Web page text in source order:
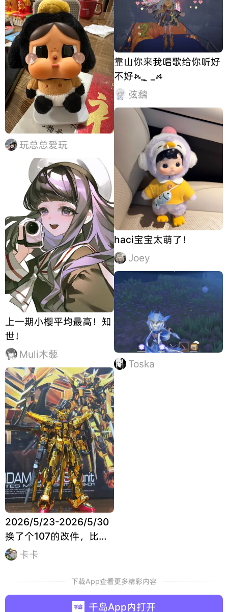
玩总总爱玩
上一期小樱平均最高！知
世！
Muli木藜
2026/5/23-2026/5/30
换了个107的改件，比原
来稍微好一点，远看还是
挺唬人
卡卡
靠山你来我唱歌给你听好
不好⦮_ ̫ _⦯
弦黐
haci宝宝太萌了！
Joey
Toska
下载App查看更多精彩内容
千岛App内打开